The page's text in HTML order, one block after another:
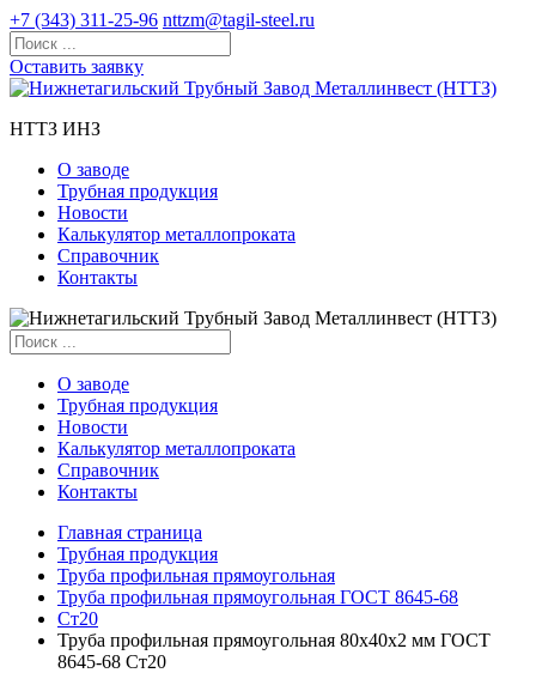
+7 (343) 311-25-96 nttzm@tagil-steel.ru
Оставить заявку
НТТЗ ИНЗ
О заводе
Трубная продукция
Новости
Калькулятор металлопроката
Справочник
Контакты
О заводе
Трубная продукция
Новости
Калькулятор металлопроката
Справочник
Контакты
Главная страница
Трубная продукция
Труба профильная прямоугольная
Труба профильная прямоугольная ГОСТ 8645-68
Ст20
Труба профильная прямоугольная 80x40x2 мм ГОСТ
8645-68 Ст20